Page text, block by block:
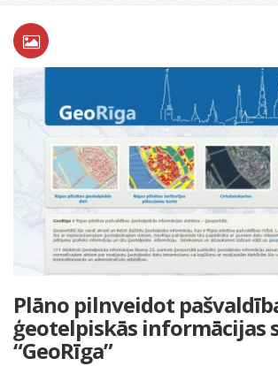
Plāno pilnveidot
ģeotelpiskās informācijas
“GeoRīga”